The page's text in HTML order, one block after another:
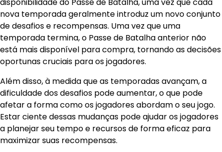
disponibilidade do Passe de Batalha, uma vez que cada
nova temporada geralmente introduz um novo conjunto
de desafios e recompensas. Uma vez que uma
temporada termina, o Passe de Batalha anterior não
está mais disponível para compra, tornando as decisões
oportunas cruciais para os jogadores.
Além disso, à medida que as temporadas avançam, a
dificuldade dos desafios pode aumentar, o que pode
afetar a forma como os jogadores abordam o seu jogo.
Estar ciente dessas mudanças pode ajudar os jogadores
a planejar seu tempo e recursos de forma eficaz para
maximizar suas recompensas.